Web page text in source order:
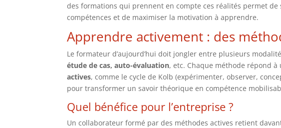
des formations qui prennent en compte ces réalités permet
compétences et de maximiser la motivation à apprendre.
Apprendre activement : des
Le formateur d’aujourd’hui doit jongler entre plusieurs
étude de cas, auto-évaluation, etc. Chaque méthode répond
actives, comme le cycle de Kolb (expérimenter, observer,
pour transformer un savoir théorique en compétence
Quel bénéfice pour l’entreprise ?
Un collaborateur formé par des méthodes actives retient